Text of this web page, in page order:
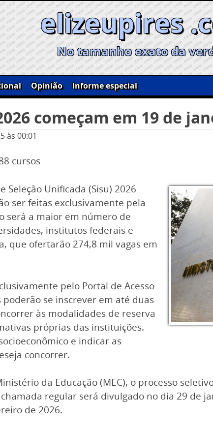
elizeupires
No tamanho exato da
Opinião
Informe especial
começam em 19 de
às 00:01
cursos
Seleção Unificada (Sisu) 2026
ser feitas exclusivamente pela
será a maior em número de
institutos federais e
que ofertarão 274,8 mil vagas em
pelo Portal de Acesso
se inscrever em até duas
às modalidades de reserva
próprias das instituições.
e indicar as
concorrer.
da Educação (MEC), o processo
regular será divulgado no dia 29 de
de 2026.